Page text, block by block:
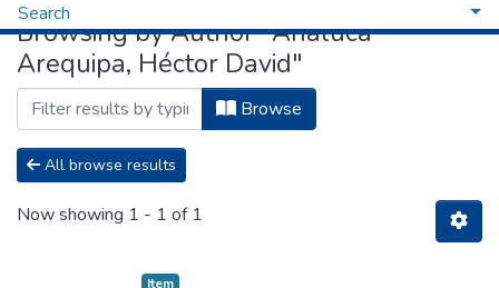
Search
Browsing by Author "Analuca
Arequipa, Héctor David"
Browse
All browse results
Now showing 1 - 1 of 1
Item